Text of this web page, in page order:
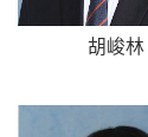
胡峻林